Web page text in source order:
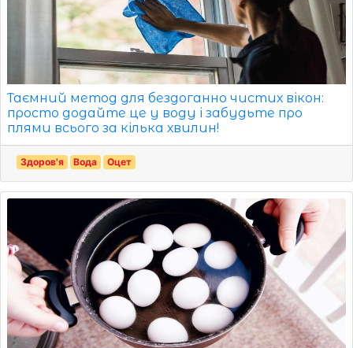
Таємний метод для бездоганно чистих вікон:
просто додайте це у воду і забудьте про
плями всього за кілька хвилин!
Здоров'я Вода Оцет